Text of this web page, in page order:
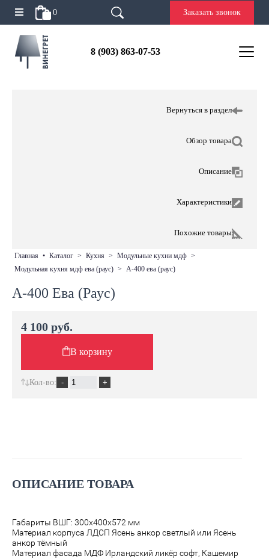
0 Заказать звонок
8 (903) 863-07-53
Вернуться в раздел
Обзор товара
Описание
Характеристики
Похожие товары
главная • каталог > кухня > модульные кухни мдф >
модульная кухня мдф ева (раус) > а-400 ева (раус)
А-400 Ева (Раус)
ОПИСАНИЕ ТОВАРА
Габариты ВШГ: 300х400х572 мм
Материал корпуса ЛДСП Ясень анкор светлый или Ясень
анкор тёмный
Материал фасада МДФ Ирландский ликёр софт, Кашемир
4 100 руб.
В корзину
Кол-во: